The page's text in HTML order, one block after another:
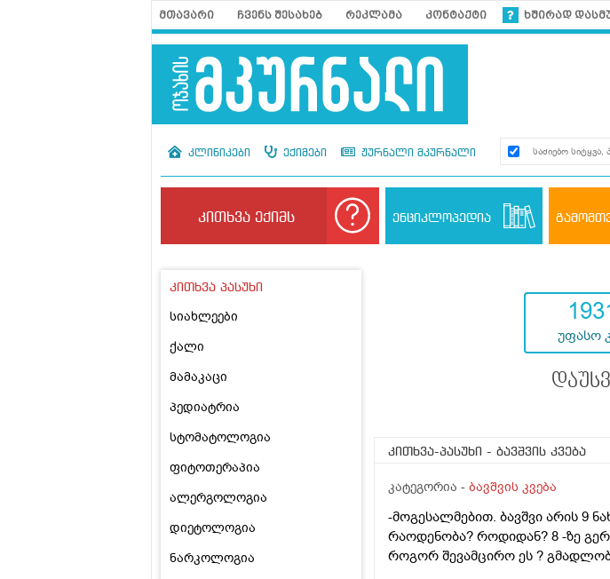
მთავარი ჩვენს შესახებ რეკლამა კონტაქტი ხშირად
კლინიკები ექიმები ჟურნალი მკურნალი
კითხვა ექიმს ენციკლოპედია
კითხვა პასუხი
სიახლეები
ქალი
მამაკაცი
პედიატრია
სტომატოლოგია
ფიტოთერაპია
ალერგოლოგია
დიეტოლოგია
ნარკოლოგია
უფასო
კითხვა-პასუხი - ბავშვის კვება
კატეგორია - ბავშვის კვება
-მოგესალმებით. ბავშვი არის 9
რაოდენობა? როდიდან? 8 -ზე
როგორ შევამცირო ეს ?